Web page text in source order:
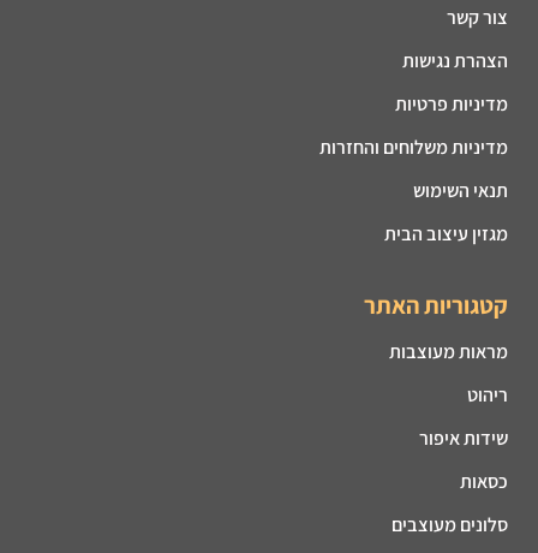
צור קשר
הצהרת נגישות
מדיניות פרטיות
מדיניות משלוחים והחזרות
תנאי השימוש
מגזין עיצוב הבית
קטגוריות האתר
מראות מעוצבות
ריהוט
שידות איפור
כסאות
סלונים מעוצבים